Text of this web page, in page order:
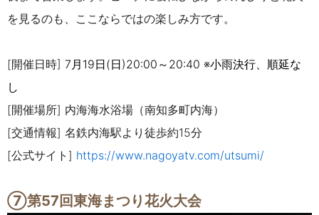
を見るのも、ここならではの楽しみ方です。
[開催日時] 7月19日(日)20:00～20:40 ※小雨決行、順延な
し
[開催場所] 内海海水浴場（南知多町内海）
[交通情報] 名鉄内海駅より徒歩約15分
[公式サイト] https://www.nagoyatv.com/utsumi/
⑦第57回東海まつり花火大会